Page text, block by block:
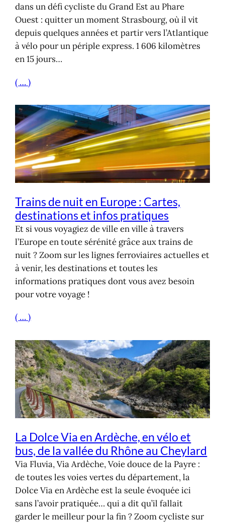
dans un défi cycliste du Grand Est au Phare
Ouest : quitter un moment Strasbourg, où il vit
depuis quelques années et partir vers l’Atlantique
à vélo pour un périple express. 1 606 kilomètres
en 15 jours…
( … )
Trains de nuit en Europe : Cartes,
destinations et infos pratiques
Et si vous voyagiez de ville en ville à travers
l’Europe en toute sérénité grâce aux trains de
nuit ? Zoom sur les lignes ferroviaires actuelles et
à venir, les destinations et toutes les
informations pratiques dont vous avez besoin
pour votre voyage !
( … )
La Dolce Via en Ardèche, en vélo et
bus, de la vallée du Rhône au Cheylard
Via Fluvia, Via Ardèche, Voie douce de la Payre :
de toutes les voies vertes du département, la
Dolce Via en Ardèche est la seule évoquée ici
sans l’avoir pratiquée… qui a dit qu’il fallait
garder le meilleur pour la fin ? Zoom cycliste sur